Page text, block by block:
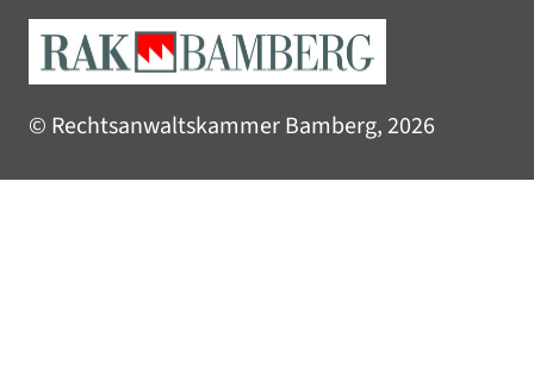
© Rechtsanwaltskammer Bamberg, 2026